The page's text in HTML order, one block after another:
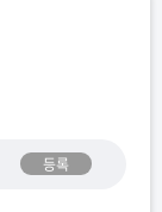
등록